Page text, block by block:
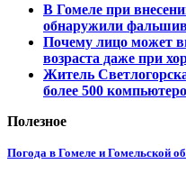
В Гомеле при
обнаружили
Почему лицо может
возраста даже при
Житель
более 500
Полезное
Погода в Гомеле и Гомельской